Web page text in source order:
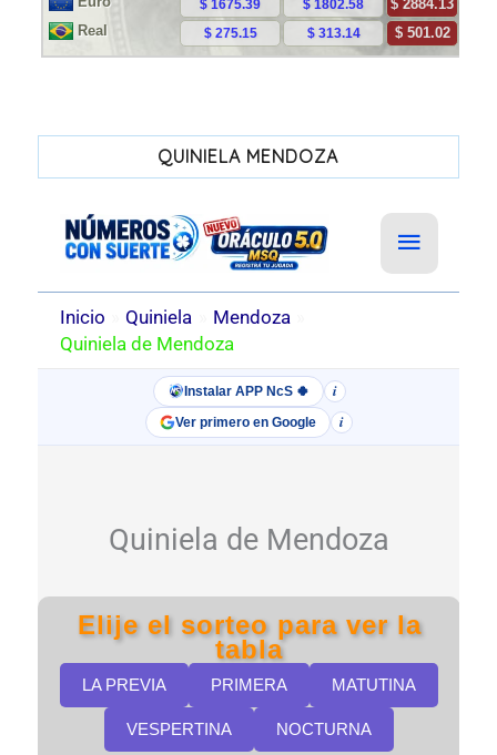
QUINIELA MENDOZA